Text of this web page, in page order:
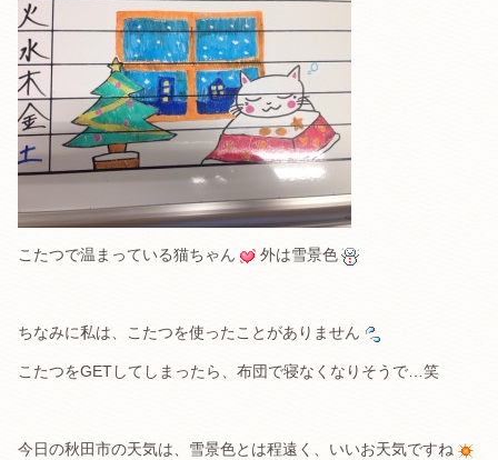
こたつで温まっている猫ちゃん 外は雪景色
ちなみに私は、こたつを使ったことがありません
こたつをGETしてしまったら、布団で寝なくなりそうで…笑
今日の秋田市の天気は、雪景色とは程遠く、いいお天気ですね